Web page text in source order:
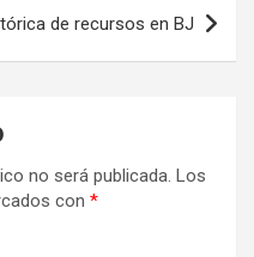
de recursos en BJ
no será publicada. Los
con *